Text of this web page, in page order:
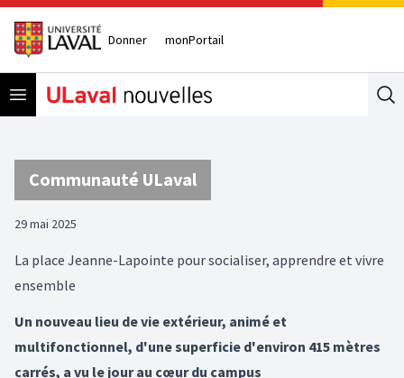
Donner monPortail
Open menu
Communauté ULaval
29 mai 2025
La place Jeanne-Lapointe pour socialiser, apprendre et vivre
ensemble
Un nouveau lieu de vie extérieur, animé et
multifonctionnel, d'une superficie d'environ 415 mètres
carrés, a vu le jour au cœur du campus